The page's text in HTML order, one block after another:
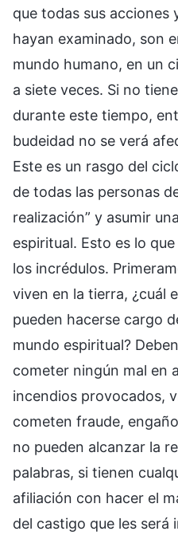
que todas sus
hayan examinado, son
mundo humano, en un
a siete veces. Si no
durante este tiempo,
budeidad no se verá
Este es un rasgo del
de todas las personas
realización” y asumir
espiritual. Esto es lo
los incrédulos.
viven en la tierra, ¿cuál
pueden hacerse cargo
mundo espiritual?
cometer ningún mal en
incendios provocados,
cometen fraude,
no pueden alcanzar la
palabras, si tienen
afiliación con hacer el
del castigo que les será